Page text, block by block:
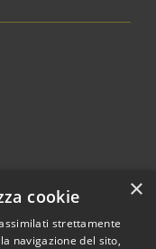
×
cookie
strettamente
navigazione del sito,